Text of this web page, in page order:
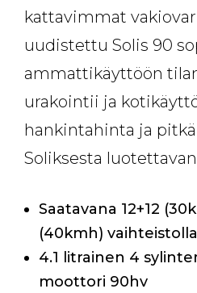
kattavimmat
uudistettu Solis 90
ammattikäyttöön
urakointii ja
hankintahinta ja
Soliksesta
Saatavana 12+12
(40kmh) vaihteistolla
4.1 litrainen 4
moottori 90hv